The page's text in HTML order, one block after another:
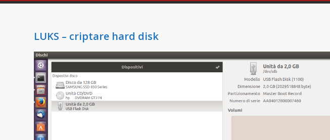
LUKS – criptare hard disk